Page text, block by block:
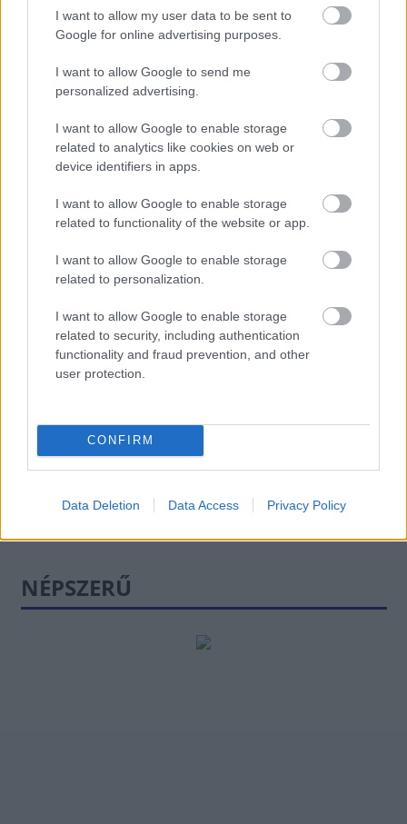
I want to allow my user data to be sent to
Google for online advertising purposes.
I want to allow Google to send me
personalized advertising.
I want to allow Google to enable storage
related to analytics like cookies on web or
device identifiers in apps.
I want to allow Google to enable storage
related to functionality of the website or app.
I want to allow Google to enable storage
related to personalization.
I want to allow Google to enable storage
related to security, including authentication
functionality and fraud prevention, and other
user protection.
CONFIRM
Data Deletion Data Access Privacy Policy
Vízhiány mellett erdőtűz sújtja a Garda-tavat:
HÍREK 11 órája
Olcsóbbak lettek a balatoni új ingatlanok,
Borsodban megmagyarázhatatlan a
HÍREK 12 órája
NÉPSZERŰ